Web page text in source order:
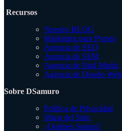
Recursos
Nuestro BLOG
Marketing para Pymes
Agencia de SEO
Agencia de SEM
Agencia de Paid Media
Agencia de Diseño Web
Sobre DSamuro
Política de Privacidad
Mapa del Sitio
¿Quiénes Somos?